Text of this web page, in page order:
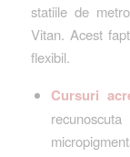
statiile de
Vitan. Acest
flexibil.
Cursuri